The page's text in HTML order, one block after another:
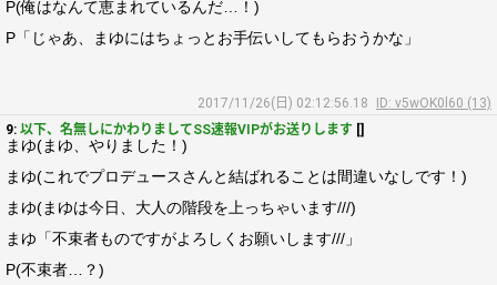
P(俺はなんて恵まれているんだ…！)
P「じゃあ、まゆにはちょっとお手伝いしてもらおうかな」
2017/11/26(日) 02:12:56.18
ID: v5wOK0l60 (13)
9: 以下、名無しにかわりましてSS速報VIPがお送りします []
まゆ(まゆ、やりました！)
まゆ(これでプロデュースさんと結ばれることは間違いなしです！)
まゆ(まゆは今日、大人の階段を上っちゃいます///)
まゆ「不束者ものですがよろしくお願いします///」
P(不束者…？)